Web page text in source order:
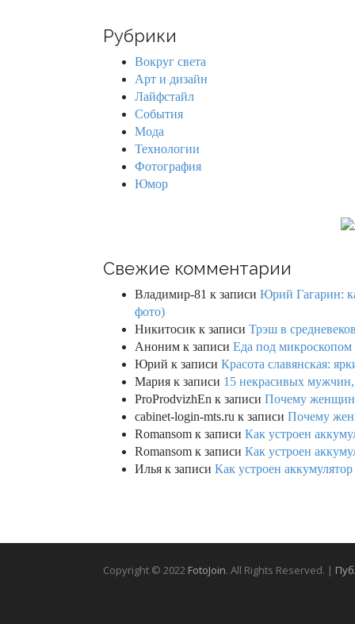
c
Рубрики
Вокруг света
Арт и дизайн
Лайфстайл
События
Мода
Технологии
Фотография
Юмор
Свежие комментарии
Владимир-81 к записи Юрий Гагарин:
фото)
Никитосик к записи Трэш в
Аноним к записи Еда под микроскопом
Юрий к записи Красота славянская:
Мария к записи 15 некрасивых
ProProdvizhEn к записи Почему
cabinet-login-mts.ru к записи Почему
Romansom к записи Как устроен
Romansom к записи Как устроен
Илья к записи Как устроен
Copyright © 2022 FotoJoin. All Rights Reserved. |